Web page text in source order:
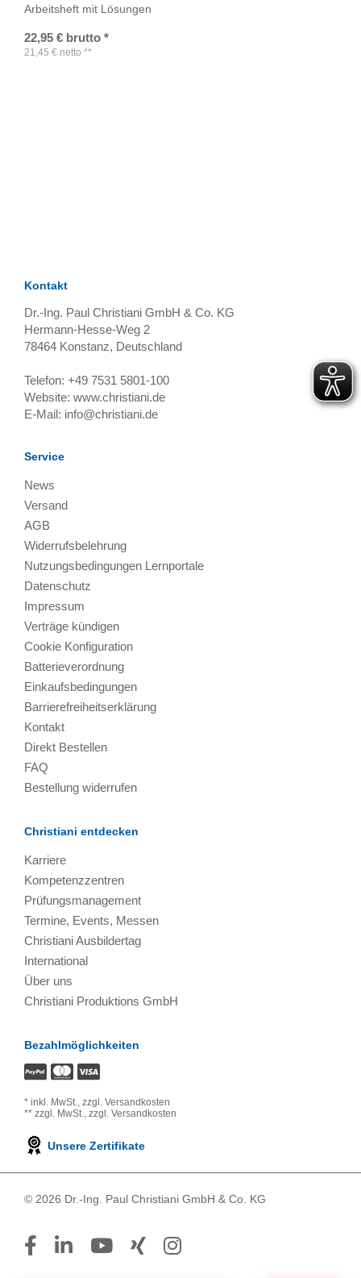
Arbeitsheft mit Lösungen
22,95 € brutto *
21,45 € netto **
Kontakt
Dr.-Ing. Paul Christiani GmbH & Co. KG
Hermann-Hesse-Weg 2
78464 Konstanz, Deutschland
Telefon: +49 7531 5801-100
Website: www.christiani.de
E-Mail: info@christiani.de
Service
News
Versand
AGB
Widerrufsbelehrung
Nutzungsbedingungen Lernportale
Datenschutz
Impressum
Verträge kündigen
Cookie Konfiguration
Batterieverordnung
Einkaufsbedingungen
Barrierefreiheitserklärung
Kontakt
Direkt Bestellen
FAQ
Bestellung widerrufen
Christiani entdecken
Karriere
Kompetenzzentren
Prüfungsmanagement
Termine, Events, Messen
Christiani Ausbildertag
International
Über uns
Christiani Produktions GmbH
Bezahlmöglichkeiten
* inkl. MwSt., zzgl. Versandkosten
** zzgl. MwSt., zzgl. Versandkosten
Unsere Zertifikate
© 2026 Dr.-Ing. Paul Christiani GmbH & Co. KG